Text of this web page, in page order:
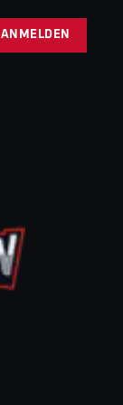
ANMELDEN